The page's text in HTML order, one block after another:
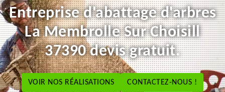
Entreprise d'abattage d'arbres
La Membrolle Sur Choisill
37390 devis gratuit.
VOIR NOS RÉALISATIONS CONTACTEZ-NOUS !